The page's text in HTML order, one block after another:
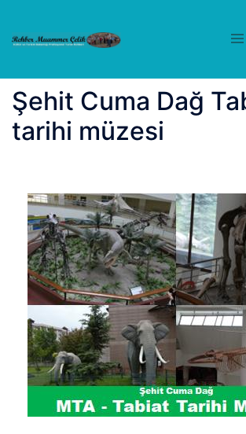
Şehit Cuma Dağ
tarihi müzesi